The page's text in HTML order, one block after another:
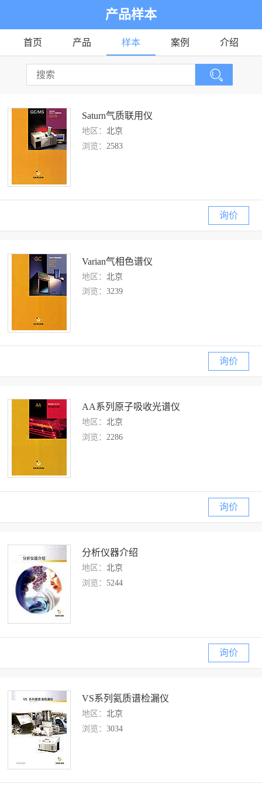
产品样本
首页 产品 样本 案例 介绍
Saturn气质联用仪
地区： 北京
浏览： 2583
询价
Varian气相色谱仪
地区： 北京
浏览： 3239
询价
AA系列原子吸收光谱仪
地区： 北京
浏览： 2286
询价
分析仪器介绍
地区： 北京
浏览： 5244
询价
VS系列氦质谱检漏仪
地区： 北京
浏览： 3034